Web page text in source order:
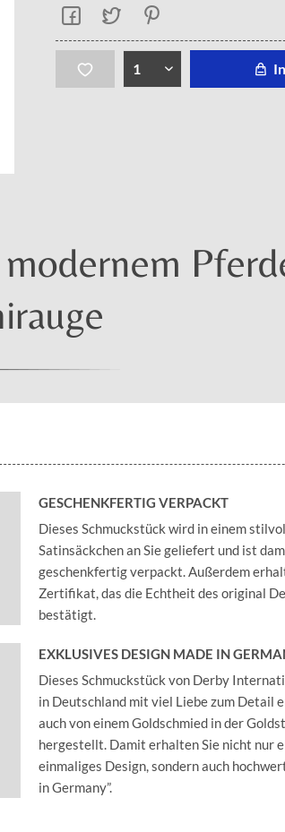
GESCHENKFERTIG VERPACKT
Dieses Schmuckstück wird in einem
Satinsäckchen an Sie geliefert und ist
geschenkfertig verpackt. Außerdem
Zertifikat, das die Echtheit des original
bestätigt.
EXKLUSIVES DESIGN MADE IN
Dieses Schmuckstück von Derby
in Deutschland mit viel Liebe zum Detail
auch von einem Goldschmied in der
hergestellt. Damit erhalten Sie nicht nur
einmaliges Design, sondern auch
in Germany”.